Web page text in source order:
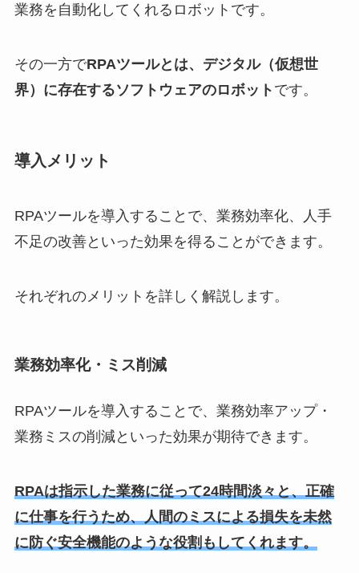
業務を自動化してくれるロボットです。
その一方でRPAツールとは、デジタル（仮想世
界）に存在するソフトウェアのロボット です。
導入メリット
RPAツールを導入することで、業務効率化、人手
不足の改善といった効果を得ることができます。
それぞれのメリットを詳しく解説します。
業務効率化・ミス削減
RPAツールを導入することで、業務効率アップ・
業務ミスの削減といった効果が期待できます。
RPAは指示した業務に従って24時間淡々と、正確
に仕事を行うため、人間のミスによる損失を未然
に防ぐ安全機能のような役割もしてくれます。